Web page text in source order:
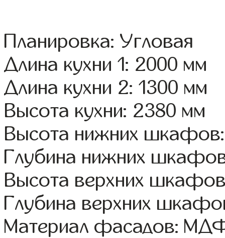
Планировка: Угловая
Длина кухни 1: 2000 мм
Длина кухни 2: 1300 мм
Высота кухни: 2380 мм
Высота нижних
Глубина нижних
Высота верхних
Глубина верхних
Материал фасадов: